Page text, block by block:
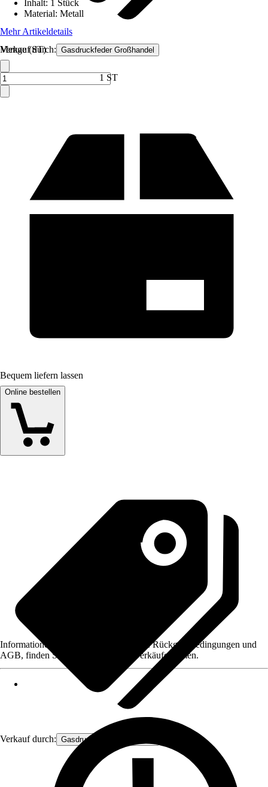
Verkauf durch: Gasdruckfeder Großhandel
Inhalt: 1 Stück
Material: Metall
Mehr Artikeldetails
Menge (ST)
1 ST
Bequem liefern lassen
Online bestellen
Verkauf durch: Gasdruckfeder Großhandel
Informationen des Verkäufers, wie z. B. Rückgabebedingungen und
AGB, finden Sie bei Klick auf den Verkäufernamen.